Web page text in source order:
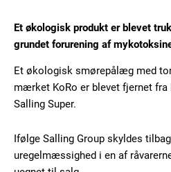
Et økologisk produkt er blevet
grundet forurening af
Et økologisk smørepålæg med
mærket KoRo er blevet fjernet fra
Salling Super.
Ifølge Salling Group skyldes
uregelmæssighed i en af